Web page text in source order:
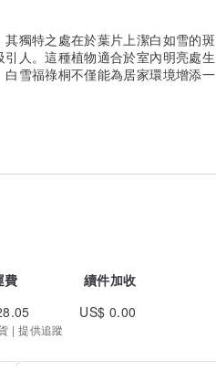
獨特之處在於葉片上潔白如雪的斑
人。這種植物適合於室內明亮處生
雪福祿桐不僅能為居家環境增添一
費
續件加收
US$ 0.00
| 提供追蹤